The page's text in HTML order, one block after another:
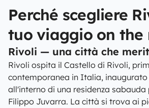
Perché scegliere
tuo viaggio on the
Rivoli — una città che
Rivoli ospita il Castello di Rivoli,
contemporanea in Italia, inaugurato
all'interno di una residenza
Filippo Juvarra. La città si trova ai